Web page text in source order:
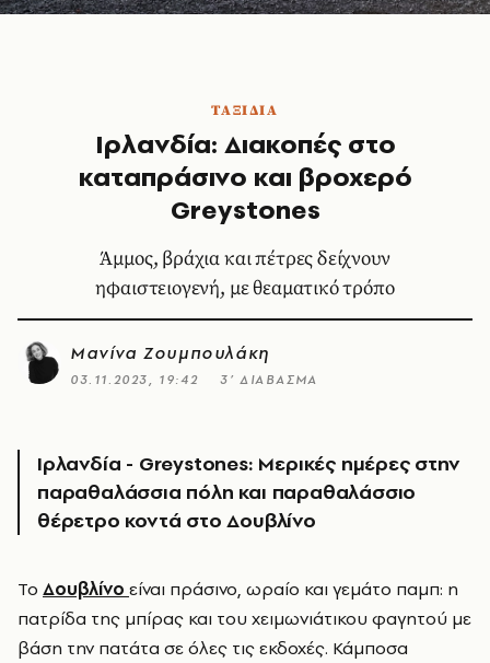
ΤΑΞΙΔΙΑ
Ιρλανδία: Διακοπές στο
καταπράσινο και βροχερό
Greystones
Άμμος, βράχια και πέτρες δείχνουν
ηφαιστειογενή, με θεαματικό τρόπο
Μανίνα Ζουμπουλάκη
03.11.2023, 19:42 3’ ΔΙΑΒΑΣΜΑ
Ιρλανδία - Greystones: Μερικές ημέρες στην
παραθαλάσσια πόλη και παραθαλάσσιο
θέρετρο κοντά στο Δουβλίνο
Το Δουβλίνο είναι πράσινο, ωραίο και γεμάτο παμπ: η
πατρίδα της μπίρας και του χειμωνιάτικου φαγητού με
βάση την πατάτα σε όλες τις εκδοχές. Κάμποσα